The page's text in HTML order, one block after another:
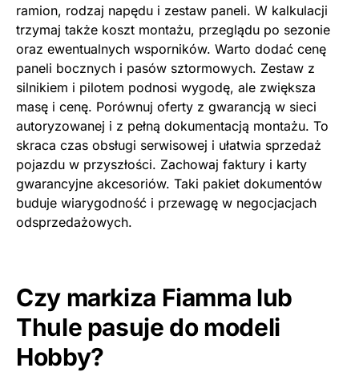
ramion, rodzaj napędu i zestaw paneli. W kalkulacji
trzymaj także koszt montażu, przeglądu po sezonie
oraz ewentualnych wsporników. Warto dodać cenę
paneli bocznych i pasów sztormowych. Zestaw z
silnikiem i pilotem podnosi wygodę, ale zwiększa
masę i cenę. Porównuj oferty z gwarancją w sieci
autoryzowanej i z pełną dokumentacją montażu. To
skraca czas obsługi serwisowej i ułatwia sprzedaż
pojazdu w przyszłości. Zachowaj faktury i karty
gwarancyjne akcesoriów. Taki pakiet dokumentów
buduje wiarygodność i przewagę w negocjacjach
odsprzedażowych.
Czy markiza Fiamma lub
Thule pasuje do modeli
Hobby?